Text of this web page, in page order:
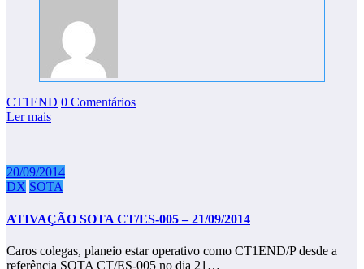
CT1END 0 Comentários
Ler mais
20/09/2014
DX SOTA
ATIVAÇÃO SOTA CT/ES-005 – 21/09/2014
Caros colegas, planeio estar operativo como CT1END/P desde a
referência SOTA CT/ES-005 no dia 21…